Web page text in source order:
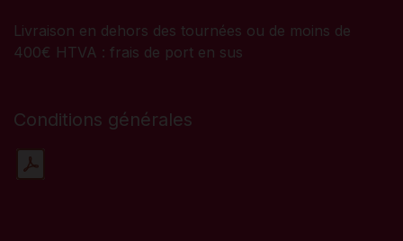
Livraison en dehors des tournées ou de moins de
400€ HTVA : frais de port en sus
Conditions générales